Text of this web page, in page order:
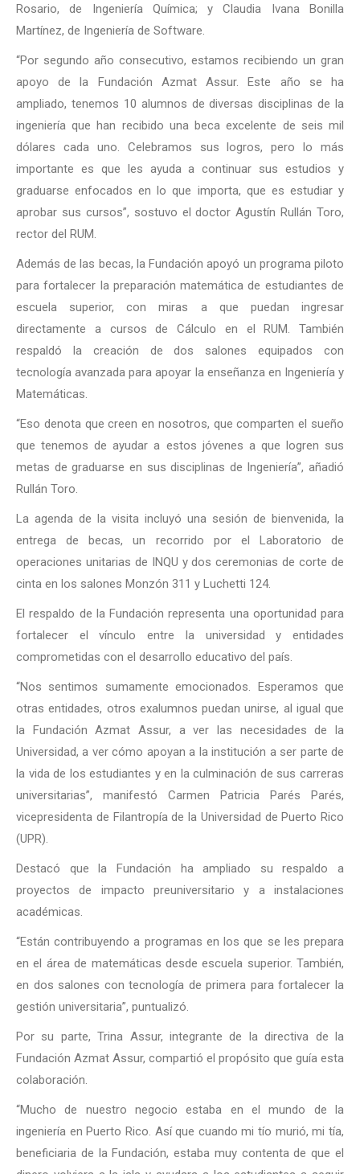
Rosario, de Ingeniería Química; y Claudia Ivana Bonilla
Martínez, de Ingeniería de Software.
“Por segundo año consecutivo, estamos recibiendo un gran
apoyo de la Fundación Azmat Assur. Este año se ha
ampliado, tenemos 10 alumnos de diversas disciplinas de la
ingeniería que han recibido una beca excelente de seis mil
dólares cada uno. Celebramos sus logros, pero lo más
importante es que les ayuda a continuar sus estudios y
graduarse enfocados en lo que importa, que es estudiar y
aprobar sus cursos”, sostuvo el doctor Agustín Rullán Toro,
rector del RUM.
Además de las becas, la Fundación apoyó un programa piloto
para fortalecer la preparación matemática de estudiantes de
escuela superior, con miras a que puedan ingresar
directamente a cursos de Cálculo en el RUM. También
respaldó la creación de dos salones equipados con
tecnología avanzada para apoyar la enseñanza en Ingeniería y
Matemáticas.
“Eso denota que creen en nosotros, que comparten el sueño
que tenemos de ayudar a estos jóvenes a que logren sus
metas de graduarse en sus disciplinas de Ingeniería”, añadió
Rullán Toro.
La agenda de la visita incluyó una sesión de bienvenida, la
entrega de becas, un recorrido por el Laboratorio de
operaciones unitarias de INQU y dos ceremonias de corte de
cinta en los salones Monzón 311 y Luchetti 124.
El respaldo de la Fundación representa una oportunidad para
fortalecer el vínculo entre la universidad y entidades
comprometidas con el desarrollo educativo del país.
“Nos sentimos sumamente emocionados. Esperamos que
otras entidades, otros exalumnos puedan unirse, al igual que
la Fundación Azmat Assur, a ver las necesidades de la
Universidad, a ver cómo apoyan a la institución a ser parte de
la vida de los estudiantes y en la culminación de sus carreras
universitarias”, manifestó Carmen Patricia Parés Parés,
vicepresidenta de Filantropía de la Universidad de Puerto Rico
(UPR).
Destacó que la Fundación ha ampliado su respaldo a
proyectos de impacto preuniversitario y a instalaciones
académicas.
“Están contribuyendo a programas en los que se les prepara
en el área de matemáticas desde escuela superior. También,
en dos salones con tecnología de primera para fortalecer la
gestión universitaria”, puntualizó.
Por su parte, Trina Assur, integrante de la directiva de la
Fundación Azmat Assur, compartió el propósito que guía esta
colaboración.
“Mucho de nuestro negocio estaba en el mundo de la
ingeniería en Puerto Rico. Así que cuando mi tío murió, mi tía,
beneficiaria de la Fundación, estaba muy contenta de que el